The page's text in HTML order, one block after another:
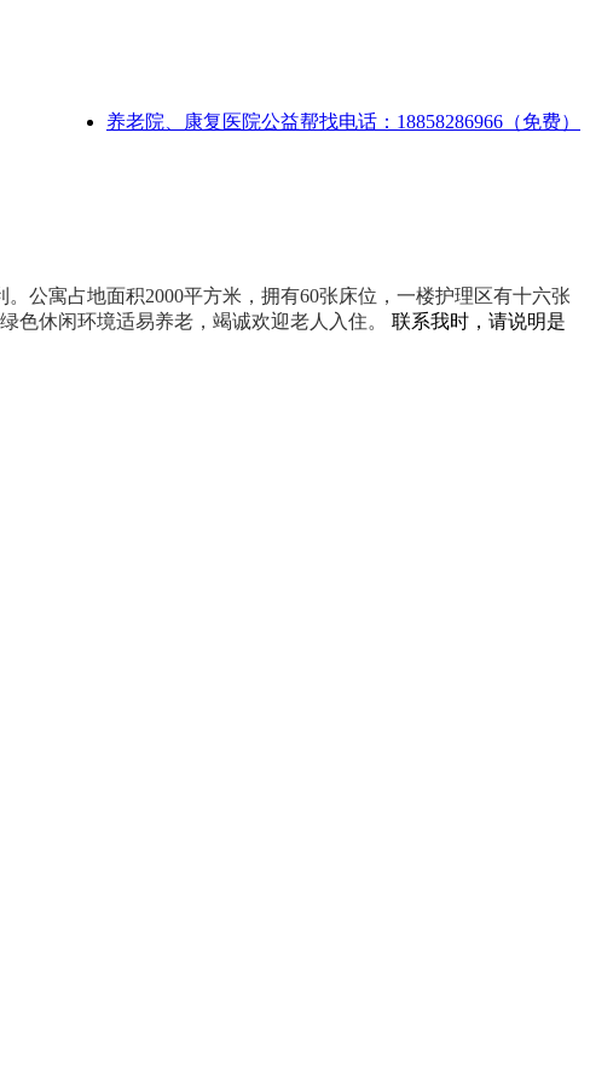
养老院、康复医院公益帮找电话：18858286966（免费）
公寓占地面积2000平方米，拥有60张床位，一楼护理区有十六张
休闲环境适易养老，竭诚欢迎老人入住。
联系我时，请说明是